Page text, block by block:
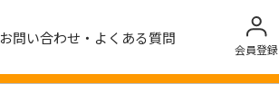
お問い合わせ・よくある質問
会員登録